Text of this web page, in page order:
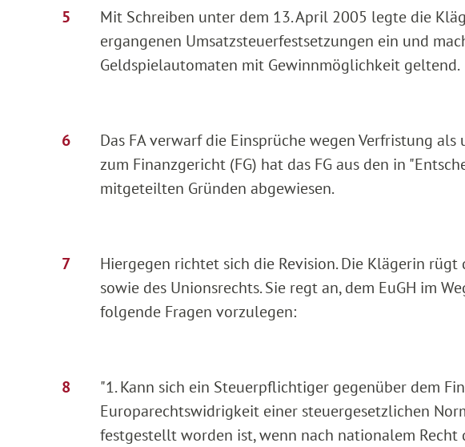
Mit Schreiben unter dem 13. April 2005 legte die
ergangenen Umsatzsteuerfestsetzungen ein und
Geldspielautomaten mit Gewinnmöglichkeit geltend.
Das FA verwarf die Einsprüche wegen Verfristung
zum Finanzgericht (FG) hat das FG aus den in
mitgeteilten Gründen abgewiesen.
Hiergegen richtet sich die Revision. Die Klägerin
sowie des Unionsrechts. Sie regt an, dem EuGH im
folgende Fragen vorzulegen:
"1. Kann sich ein Steuerpflichtiger gegenüber dem
Europarechtswidrigkeit einer steuergesetzlichen
festgestellt worden ist, wenn nach nationalem Recht